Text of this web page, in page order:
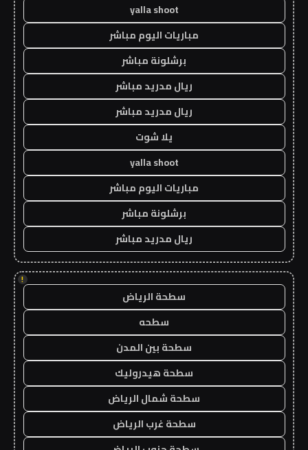
yalla shoot
مباريات اليوم مباشر
برشلونة مباشر
ريال مدريد مباشر
ريال مدريد مباشر
يلا شوت
yalla shoot
مباريات اليوم مباشر
برشلونة مباشر
ريال مدريد مباشر
!
سطحة الرياض
سطحه
سطحة بين المدن
سطحة هيدروليك
سطحة شمال الرياض
سطحة غرب الرياض